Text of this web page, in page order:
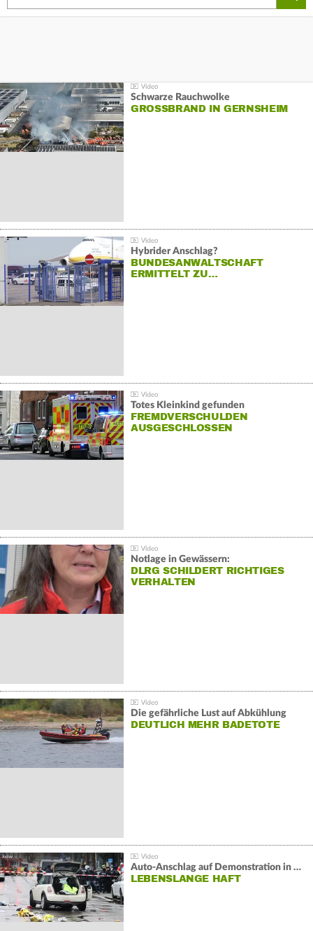
Schwarze Rauchwolke
GROSSBRAND IN GERNSHEIM
Hybrider Anschlag?
BUNDESANWALTSCHAFT
ERMITTELT ZU…
Totes Kleinkind gefunden
FREMDVERSCHULDEN
AUSGESCHLOSSEN
Notlage in Gewässern:
DLRG SCHILDERT RICHTIGES
VERHALTEN
Die gefährliche Lust auf Abkühlung
DEUTLICH MEHR BADETOTE
Auto-Anschlag auf Demonstration in München:
LEBENSLANGE HAFT